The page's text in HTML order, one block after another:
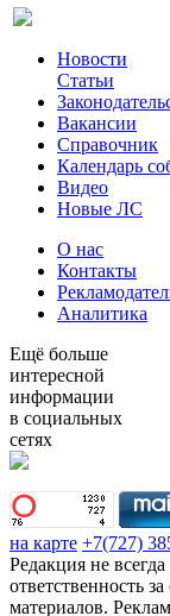
Новости
Статьи
Вакансии
Справочник
Календарь
Видео
Новые ЛС
О нас
Контакты
Аналитика
Ещё больше
интересной
информации
в социальных
сетях
на карте +7(727)
Редакция не
ответственность
материалов.